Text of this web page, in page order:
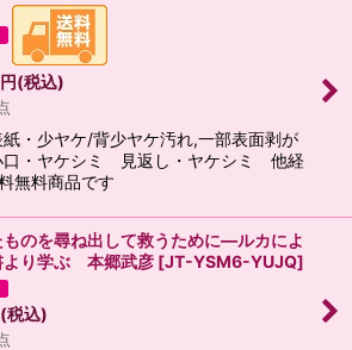
円(税込)
・少ヤケ/背少ヤケ汚れ,一部表面剥が
・ヤケシミ 見返し・ヤケシミ 他経
無料商品です
ものを尋ね出して救うために―ルカによ
より学ぶ 本郷武彦 [JT-YSM6-YUJQ]
(税込)